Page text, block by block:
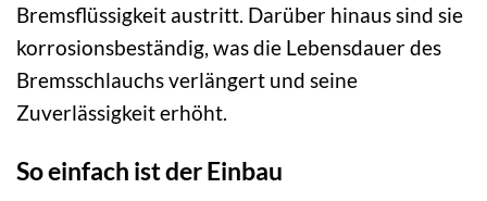
Bremsflüssigkeit austritt. Darüber hinaus sind sie
korrosionsbeständig, was die Lebensdauer des
Bremsschlauchs verlängert und seine
Zuverlässigkeit erhöht.
So einfach ist der Einbau